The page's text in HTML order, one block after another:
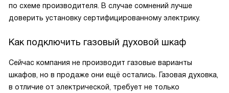
по схеме производителя. В случае сомнений лучше
доверить установку сертифицированному электрику.
Как подключить газовый духовой шкаф
Сейчас компания не производит газовые варианты
шкафов, но в продаже они ещё остались. Газовая духовка,
в отличие от электрической, требует не только